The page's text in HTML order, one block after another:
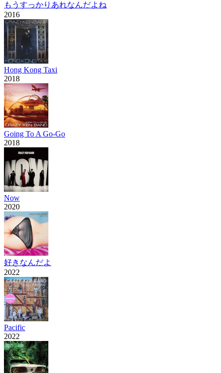
もうすっかりあれなんだよね
2016
Hong Kong Taxi
2018
Going To A Go-Go
2018
Now
2020
好きなんだよ
2022
Pacific
2022